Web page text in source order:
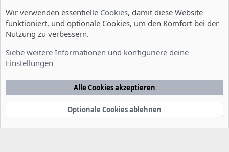
Nutzungsbedingungen Datenschutzerklärung
Startseite
e
Community platform by XenForo® © 2010-2022 XenForo Ltd.
xenDach©2010-2014
Wir verwenden essentielle Cookies, damit diese Website
funktioniert, und optionale Cookies, um den Komfort bei der
Nutzung zu verbessern.
Siehe weitere Informationen und konfiguriere deine
Einstellungen
Alle Cookies akzeptieren
Optionale Cookies ablehnen